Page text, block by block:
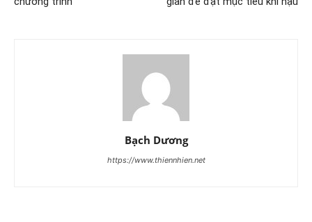
Bạch Dương
https://www.thiennhien.net